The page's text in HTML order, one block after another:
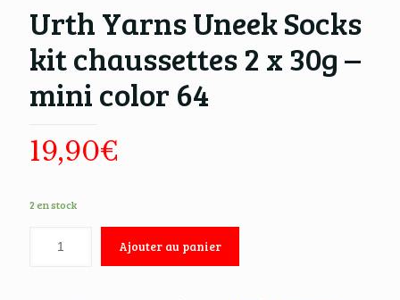
Urth Yarns Uneek Socks
kit chaussettes 2 x 30g –
mini color 64
19,90€
2 en stock
Ajouter au panier